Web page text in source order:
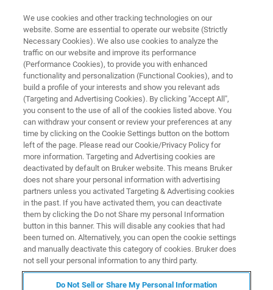
EVENT - CHINA
X射线上海用户交流及TOPAS高
级培训会
联系我们
研讨会简介
We use cookies and other tracking technologies on our
website. Some are essential to operate our website (Strictly
Necessary Cookies). We also use cookies to analyze the
traffic on our website and improve its performance
(Performance Cookies), to provide you with enhanced
functionality and personalization (Functional Cookies), and to
build a profile of your interests and show you relevant ads
(Targeting and Advertising Cookies). By clicking "Accept All",
you consent to the use of all of the cookies listed above. You
can withdraw your consent or review your preferences at any
time by clicking on the Cookie Settings button on the bottom
left of the page. Please read our Cookie/Privacy Policy for
more information. Targeting and Advertising cookies are
deactivated by default on Bruker website. This means Bruker
does not share your personal information with advertising
partners unless you activated Targeting & Advertising cookies
in the past. If you have activated them, you can deactivate
them by clicking the Do not Share my personal Information
button in this banner. This will disable any cookies that had
been turned on. Alternatively, you can open the cookie settings
and manually deactivate this category of cookies. Bruker does
not sell your personal information to any third party.
Do Not Sell or Share My Personal Information